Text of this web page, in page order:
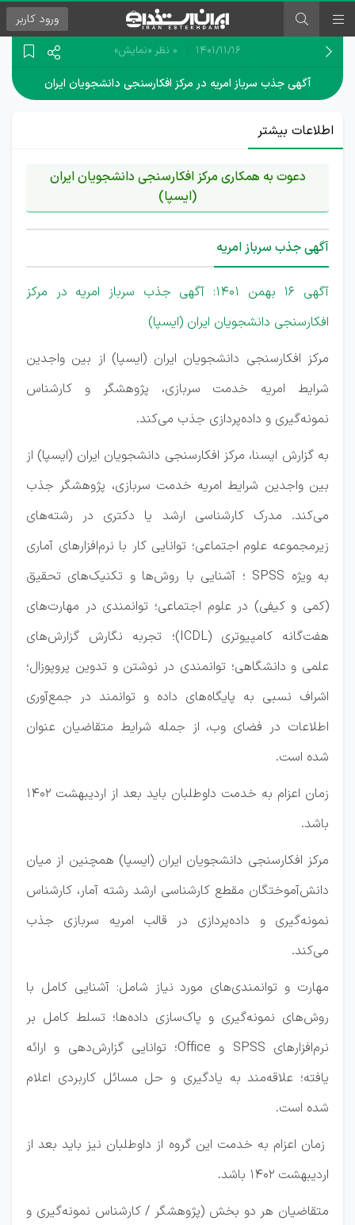
ورود کاربر
۱۴۰۱/۱۱/۱۶ 0 نظر «نمایش»
آگهی جذب سرباز امریه در مرکز افکارسنجی دانشجویان ایران
اطلاعات بیشتر
دعوت به همکاری مرکز افکارسنجی دانشجویان ایران
(ایسپا)
آگهی جذب سرباز امریه
آگهی 16 بهمن 1401: آگهی جذب سرباز امریه در مرکز
افکارسنجی دانشجویان ایران (ایسپا)
مرکز افکارسنجی دانشجویان ایران (ایسپا) از بین واجدین
شرایط امریه خدمت سربازی، پژوهشگر و کارشناس
نمونه‌گیری و داده‌پردازی جذب می‌کند.
به گزارش ایسنا، مرکز افکارسنجی دانشجویان ایران (ایسپا) از
بین واجدین شرایط امریه خدمت سربازی، پژوهشگر جذب
می‌کند. مدرک کارشناسی ارشد یا دکتری در رشته‌های
زیرمجموعه علوم اجتماعی؛ توانایی کار با نرم‌افزارهای آماری
به ویژه SPSS ؛ آشنایی با روش‌ها و تکنیک‌های تحقیق
(کمی و کیفی) در علوم اجتماعی؛ توانمندی در مهارت‌های
هفت‌گانه کامپیوتری (ICDL)؛ تجربه نگارش گزارش‌های
علمی و دانشگاهی؛ توانمندی در نوشتن و تدوین پروپوزال؛
اشراف نسبی به پایگاه‌های داده و توانمند در جمع‌آوری
اطلاعات در فضای وب، از جمله شرایط متقاضیان عنوان
شده است.
زمان اعزام به خدمت داوطلبان باید بعد از اردیبهشت ۱۴۰۲
باشد.
مرکز افکارسنجی دانشجویان ایران (ایسپا) همچنین از میان
دانش‌آموختگان مقطع کارشناسی ارشد رشته آمار، کارشناس
نمونه‌گیری و داده‌پردازی در قالب امریه سربازی جذب
می‌کند.
مهارت و توانمندی‌های مورد نیاز شامل: آشنایی کامل با
روش‌های نمونه‌گیری و پاک‌سازی داده‌ها؛ تسلط کامل بر
نرم‌افزارهای SPSS و Office؛ توانایی گزارش‌دهی و ارائه
یافته؛ علاقه‌مند به یادگیری و حل مسائل کاربردی اعلام
شده است.
زمان اعزام به خدمت این گروه از داوطلبان نیز باید بعد از
اردیبهشت ۱۴۰۲ باشد.
متقاضیان هر دو بخش (پژوهشگر / کارشناس نمونه‌گیری و